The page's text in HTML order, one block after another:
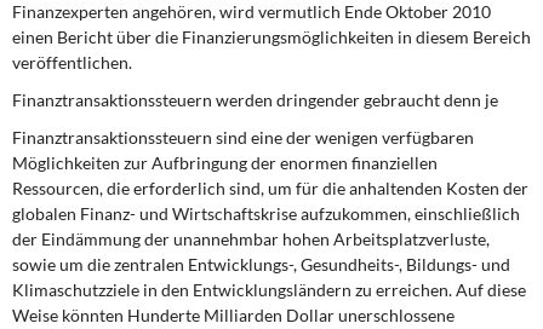
Finanzexperten angehören, wird vermutlich Ende Oktober 2010
einen Bericht über die Fi­nanzierungsmöglichkeiten in diesem Bereich
veröffentlichen.
Finanztransaktionssteuern werden dringender gebraucht denn je
Finanztransaktionssteuern sind eine der wenigen verfügbaren
Möglichkeiten zur Aufbringung der enormen finanziellen
Ressourcen, die erforderlich sind, um für die anhaltenden Kosten der
globalen Finanz- und Wirtschaftskrise aufzukommen, einschließlich
der Eindämmung der unannehmbar ho­hen Arbeitsplatzverluste,
sowie um die zentralen Entwicklungs-, Gesundheits-, Bildungs- und
Kli­maschutzziele in den Entwicklungsländern zu erreichen. Auf diese
Weise könnten Hunderte Milliar­den Dollar unerschlossene